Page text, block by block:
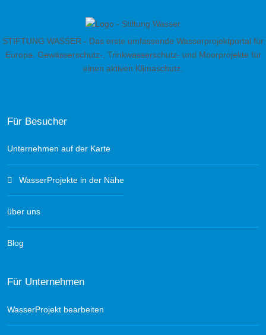
STIFTUNG WASSER - Das erste umfassende Wasserprojektportal für
Europa. Gewässerschutz-, Trinkwasserschutz- und Moorprojekte für
einen aktiven Klimaschutz.
Für Besucher
Unternehmen auf der Karte
WasserProjekte in der Nähe
über uns
Blog
Für Unternehmen
WasserProjekt bearbeiten